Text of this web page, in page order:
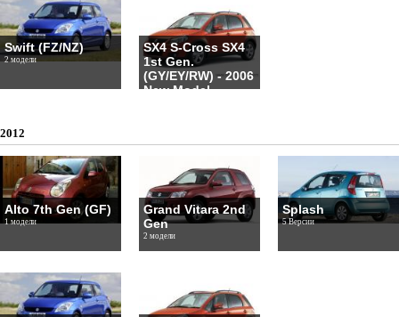
Swift (FZ/NZ)
2 модели
SX4 S-Cross SX4
1st Gen.
(GY/EY/RW) - 2006
New Model
2012
Alto 7th Gen (GF)
1 модели
Grand Vitara 2nd
Gen
2 модели
Splash
5 Версии